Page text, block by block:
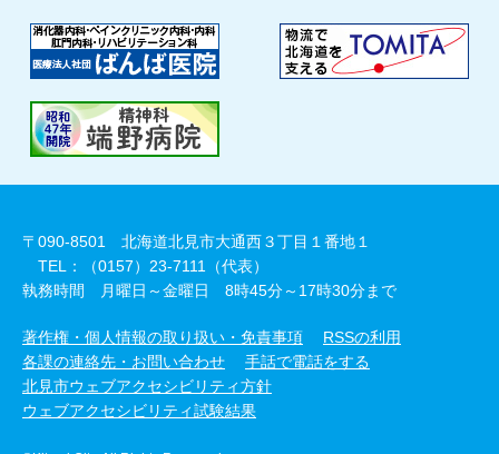
〒090-8501 北海道北見市大通西３丁目１番地１
TEL：（0157）23-7111（代表）
執務時間 月曜日～金曜日 8時45分～17時30分まで
著作権・個人情報の取り扱い・免責事項
RSSの利用
各課の連絡先・お問い合わせ
手話で電話をする
北見市ウェブアクセシビリティ方針
ウェブアクセシビリティ試験結果